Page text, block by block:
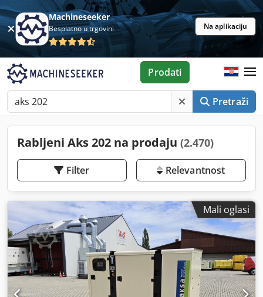
Machineseeker
Besplatno u trgovini Na aplikaciju
Pretraži
Prodati
Rabljeni Aks 202 na prodaju (2.470)
Filter Relevantnost
Mali oglasi